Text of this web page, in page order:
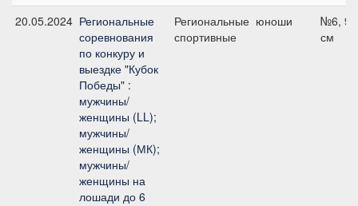
20.05.2024 Региональные
соревнования
по конкуру и
выездке "Кубок
Победы" :
мужчины/
женщины (LL);
мужчины/
женщины (МК);
мужчины/
женщины на
лошади до 6
Региональные
спортивные
юноши
№6, 90
см